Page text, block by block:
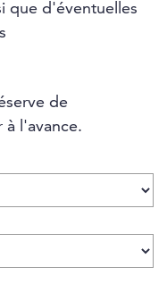
que d'éventuelles
de
à l'avance.